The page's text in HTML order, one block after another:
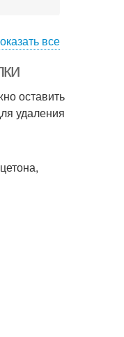
все
оставить
удаления